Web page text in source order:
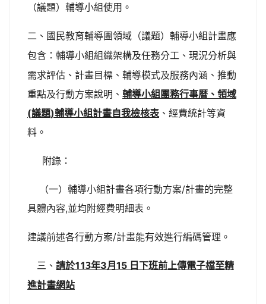
（議題）輔導小組使用。
二、 國民教育輔導團領域（議題）輔導小組計畫應
包含 ： 輔導小組組織架構及任務分工、現況分析與
需求評估、計畫目標、輔導模式及服務內涵、推動
重點及行動方案說明、 輔導小組團務行事暦、領域
(議題)輔導小組計畫自我檢核表 、經費統計等資
料。
附錄：
（一）輔導小組計畫各項行動方案/計畫的完整
具體內容,並均附經費明細表。
建議前述各行動方案/計畫能有效進行編碼管理。
三、 請於113年3月15 日下班前上傳電子檔至精
進計畫網站